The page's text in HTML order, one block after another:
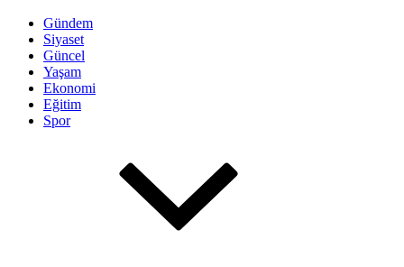
Gündem
Siyaset
Güncel
Yaşam
Ekonomi
Eğitim
Spor